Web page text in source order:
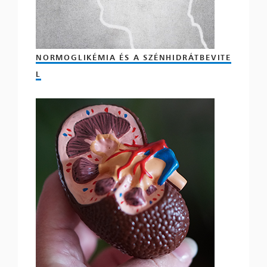
NORMOGLIKÉMIA ÉS A SZÉNHIDRÁTBEVITE
L